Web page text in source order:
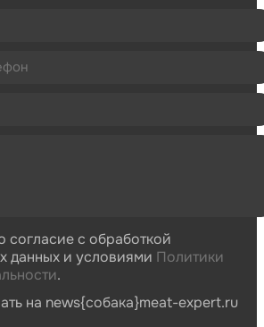
с обработкой
данных и условиями Политики
.
на news{собака}meat-expert.ru